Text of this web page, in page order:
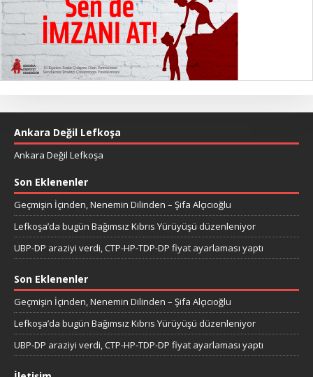
Ankara Değil Lefkoşa
Ankara Değil Lefkoşa
Son Eklenenler
Geçmişin İçinden, Nenemin Dilinden – Şifa Alçıcıoğlu
Lefkoşa’da bugün Bağımsız Kıbrıs Yürüyüşü düzenleniyor
UBP-DP araziyi verdi, CTP-HP-TDP-DP fiyat ayarlaması yaptı
Son Eklenenler
Geçmişin İçinden, Nenemin Dilinden – Şifa Alçıcıoğlu
Lefkoşa’da bugün Bağımsız Kıbrıs Yürüyüşü düzenleniyor
UBP-DP araziyi verdi, CTP-HP-TDP-DP fiyat ayarlaması yaptı